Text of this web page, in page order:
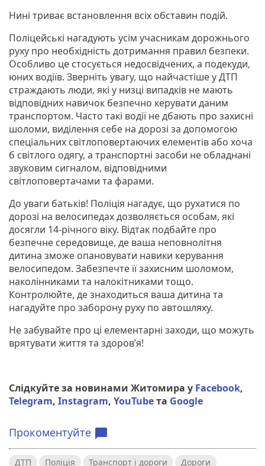
Нині триває встановлення всіх обставин подій.
Поліцейські нагадують усім учасникам дорожнього
руху про необхідність дотримання правил безпеки.
Особливо це стосується недосвідчених, а подекуди,
юних водіїв. Зверніть увагу, що найчастіше у ДТП
страждають люди, які у низці випадків не мають
відповідних навичок безпечно керувати даним
транспортом. Часто такі водії не дбають про захисні
шоломи, виділення себе на дорозі за допомогою
спеціальних світлоповертаючих елементів або хоча
б світлого одягу, а транспортні засоби не обладнані
звуковим сигналом, відповідними
світлоповертачами та фарами.
До уваги батьків! Поліція нагадує, що рухатися по
дорозі на велосипедах дозволяється особам, які
досягли 14-річного віку. Відтак подбайте про
безпечне середовище, де ваша неповнолітня
дитина зможе опановувати навики керування
велосипедом. Забезпечте її захисним шоломом,
наколінниками та налокітниками тощо.
Контролюйте, де знаходиться ваша дитина та
нагадуйте про заборону руху по автошляху.
Не забувайте про ці елементарні заходи, що можуть
врятувати життя та здоров’я!
Слідкуйте за новинами Житомира у Facebook,
Telegram, Instagram, YouTubeта Google
Прокоментуйте chat_bubble
ДТП Поліція Транспорт і дороги Дороги